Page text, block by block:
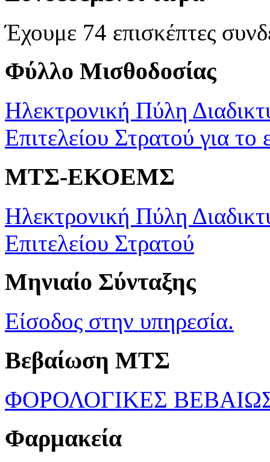
Έχουμε 74 επισκέπτες
Φύλλο Μισθοδοσίας
Ηλεκτρονική Πύλη
Επιτελείου Στρατού για το
ΜΤΣ-ΕΚΟΕΜΣ
Ηλεκτρονική Πύλη
Επιτελείου Στρατού
Μηνιαίο Σύνταξης
Είσοδος στην υπηρεσία.
Βεβαίωση ΜΤΣ
ΦΟΡΟΛΟΓΙΚΕΣ
Φαρμακεία